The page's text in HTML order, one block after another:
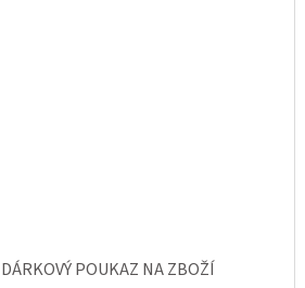
DÁRKOVÝ POUKAZ NA ZBOŽÍ